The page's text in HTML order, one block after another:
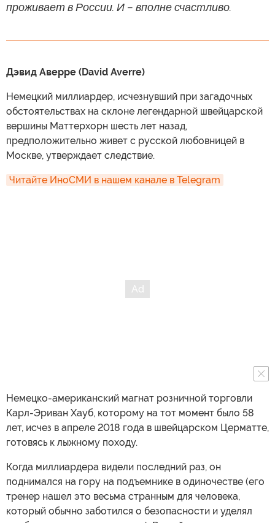
проживает в России. И – вполне счастливо.
Дэвид Аверре (David Averre)
Немецкий миллиардер, исчезнувший при загадочных
обстоятельствах на склоне легендарной швейцарской
вершины Маттерхорн шесть лет назад,
предположительно живет с русской любовницей в
Москве, утверждает следствие.
Читайте ИноСМИ в нашем канале в Telegram
Немецко-американский магнат розничной торговли
Карл-Эриван Хауб, которому на тот момент было 58
лет, исчез в апреле 2018 года в швейцарском Церматте,
готовясь к лыжному походу.
Когда миллиардера видели последний раз, он
поднимался на гору на подъемнике в одиночестве (его
тренер нашел это весьма странным для человека,
который обычно заботился о безопасности и уделял